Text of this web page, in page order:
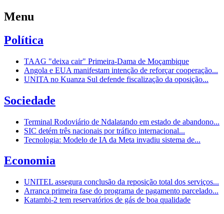
Menu
Política
TAAG "deixa cair" Primeira-Dama de Moçambique
Angola e EUA manifestam intenção de reforçar cooperação...
UNITA no Kuanza Sul defende fiscalização da oposição...
Sociedade
Terminal Rodoviário de Ndalatando em estado de abandono...
SIC detém três nacionais por tráfico internacional...
Tecnologia: Modelo de IA da Meta invadiu sistema de...
Economia
UNITEL assegura conclusão da reposição total dos serviços...
Arranca primeira fase do programa de pagamento parcelado...
Katambi-2 tem reservatórios de gás de boa qualidade